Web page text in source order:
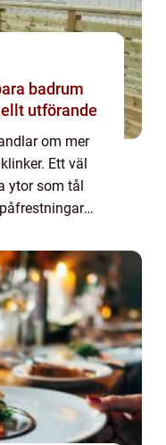
utförande
om mer
Ett väl
ytor som tål